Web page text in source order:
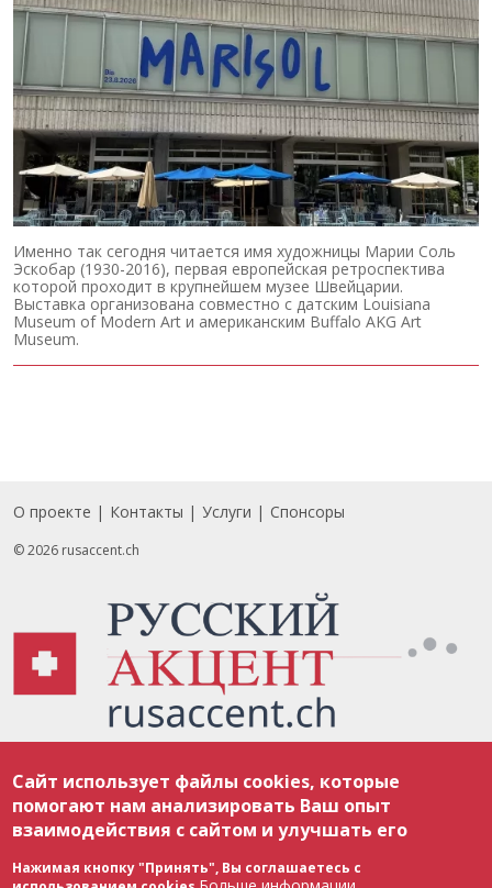
Именно так сегодня читается имя художницы Марии Соль
Эскобар (1930-2016), первая европейская ретроспектива
которой проходит в крупнейшем музее Швейцарии.
Выставка организована совместно с датским Louisiana
Museum of Modern Art и американским Buffalo AKG Art
Museum.
Footer
О проекте Контакты Услуги Спонсоры
© 2026 rusaccent.ch
соответствии с законодательством Швейцарии об авторском праве и
международными соглашениями. Полное или частичное использование
материалов возможно только с разрешения редакции. В случае полного
или частичного воспроизведения материалов сайта rusaccent.ch,
ОБЯЗАТЕЛЬНА АКТИВНАЯ ГИПЕРССЫЛКА на конкретный заимствованный
текст. Фотоизображения, размещенные редакцией rusaccent.ch, являются
ее исключительной собственностью. Полное или частичное
Сайт использует файлы cookies, которые
помогают нам анализировать Ваш опыт
взаимодействия с сайтом и улучшать его
Нажимая кнопку "Принять", Вы соглашаетесь с